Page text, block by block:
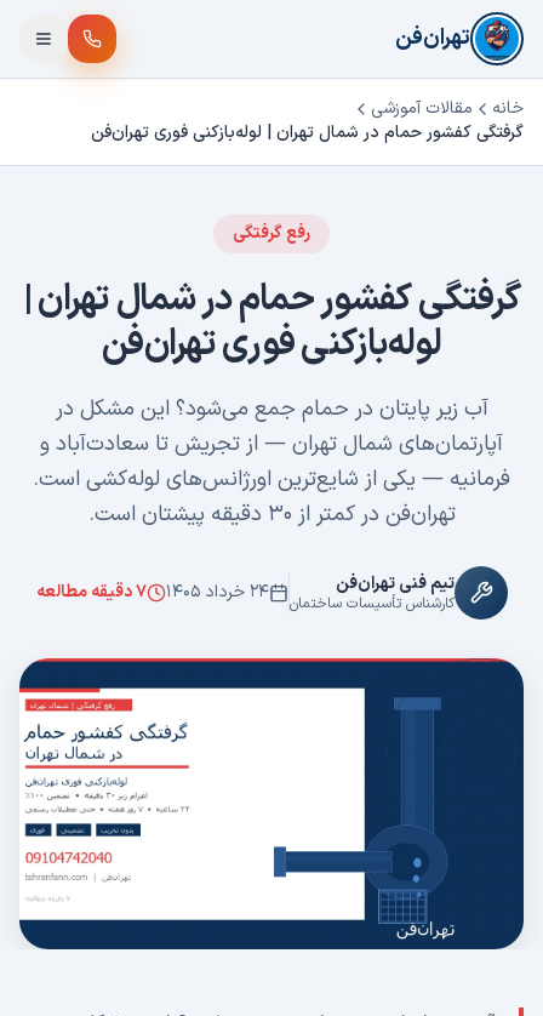
رفتن به محتوای اصلی
تهران‌فن
خانه
مقالات آموزشی
گرفتگی کفشور حمام در شمال تهران | لوله‌بازکنی فوری تهران‌فن
رفع گرفتگی
گرفتگی کفشور حمام در شمال تهران |
لوله‌بازکنی فوری تهران‌فن
آب زیر پایتان در حمام جمع می‌شود؟ این مشکل در
آپارتمان‌های شمال تهران — از تجریش تا سعادت‌آباد و
فرمانیه — یکی از شایع‌ترین اورژانس‌های لوله‌کشی است.
تهران‌فن در کمتر از ۳۰ دقیقه پیشتان است.
تیم فنی تهران‌فن
کارشناس تأسیسات ساختمان ۲۴ خرداد ۱۴۰۵ ۷دقیقه مطالعه